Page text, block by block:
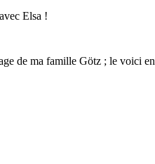
Elsa !
de ma famille Götz ; le voici en